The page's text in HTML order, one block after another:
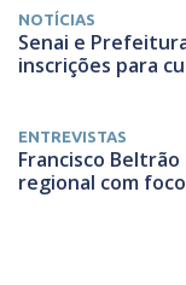
NOTÍCIAS
Senai e
inscrições para
ENTREVISTAS
Francisco
regional com